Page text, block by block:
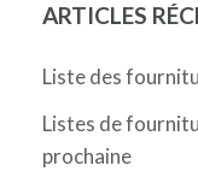
ARTICLES
Liste des
Listes de
prochaine